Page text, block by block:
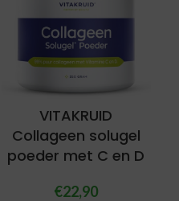
VITAKRUID
Collageen solugel
poeder met C en D
€22,90